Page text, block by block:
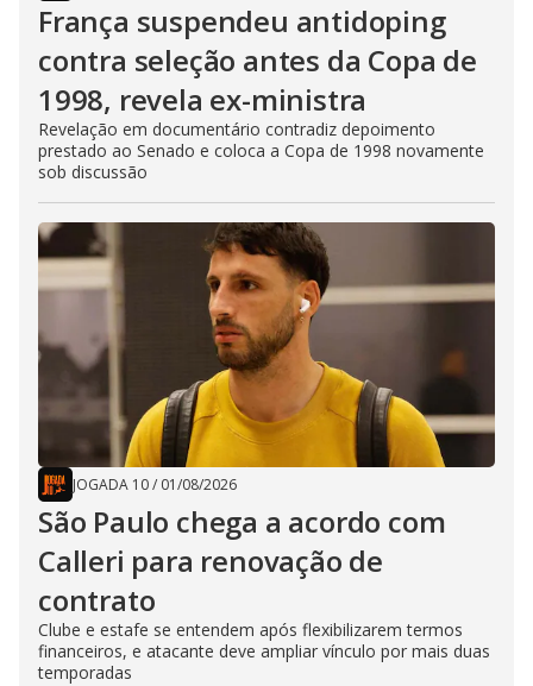
França suspendeu antidoping
contra seleção antes da Copa de
1998, revela ex-ministra
Revelação em documentário contradiz depoimento
prestado ao Senado e coloca a Copa de 1998 novamente
sob discussão
JOGADA 10/ 01/08/2026
São Paulo chega a acordo com
Calleri para renovação de
contrato
Clube e estafe se entendem após flexibilizarem termos
financeiros, e atacante deve ampliar vínculo por mais duas
temporadas